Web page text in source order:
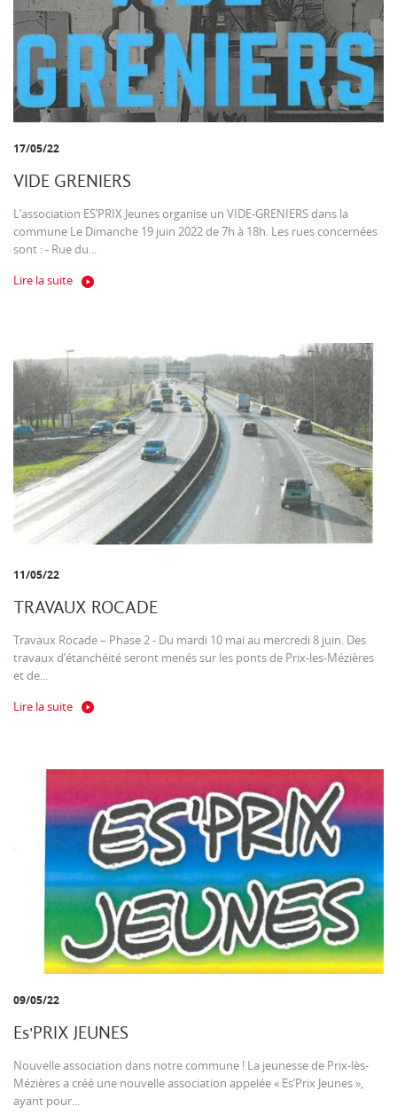
17/05/22
VIDE GRENIERS
L’association ES’PRIX Jeunes organise un VIDE-GRENIERS dans la
commune Le Dimanche 19 juin 2022 de 7h à 18h. Les rues concernées
sont : - Rue du...
Lire la suite
11/05/22
TRAVAUX ROCADE
Travaux Rocade – Phase 2 - Du mardi 10 mai au mercredi 8 juin. Des
travaux d’étanchéité seront menés sur les ponts de Prix-les-Mézières
et de...
Lire la suite
09/05/22
Es'PRIX JEUNES
Nouvelle association dans notre commune ! La jeunesse de Prix-lès-
Mézières a créé une nouvelle association appelée « Es’Prix Jeunes »,
ayant pour...